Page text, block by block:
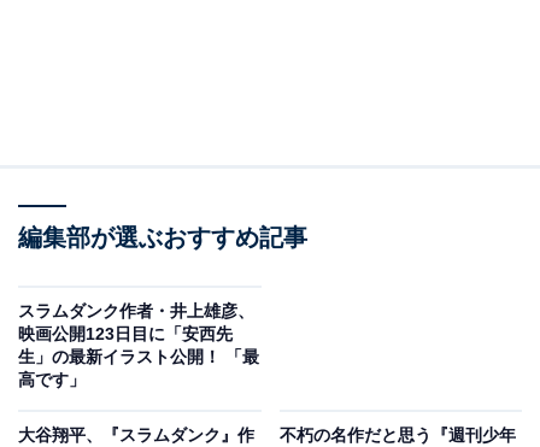
編集部が選ぶおすすめ記事
スラムダンク作者・井上雄彦、
映画公開123日目に「安西先
生」の最新イラスト公開！ 「最
高です」
大谷翔平、『スラムダンク』作
不朽の名作だと思う『週刊少年